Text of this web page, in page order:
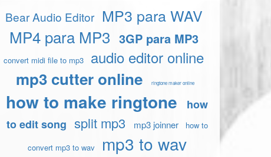
Bear Audio Editor MP3 para WAV
MP4 para MP3 3GP para MP3
convert midi file to mp3 audio editor online
mp3 cutter online ringtone maker online
how to make ringtone
how
to edit song split mp3 mp3 joinner
how to
convert mp3 to wav
mp3 to wav